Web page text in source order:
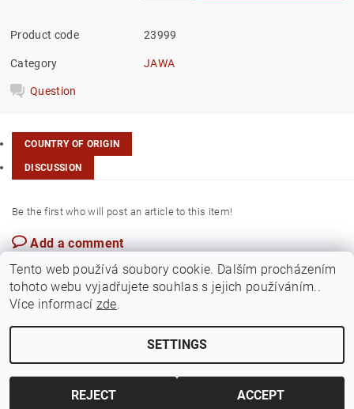
Product code 23999
Category JAWA
Question
COUNTRY OF ORIGIN
DISCUSSION
Be the first who will post an article to this item!
Add a comment
2026 ©Jawamarkt, all rights reserved.Edit cookie settings
Tento web používá soubory cookie. Dalším procházením
tohoto webu vyjadřujete souhlas s jejich používáním..
Více informací zde.
SETTINGS
REJECT ACCEPT